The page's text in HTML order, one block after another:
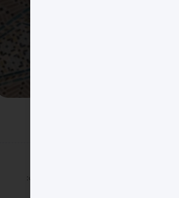
میراث فرهنگی به شرح زیر است: